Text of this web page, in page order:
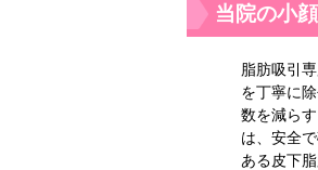
当院の小
脂肪吸引
を丁寧に
数を減ら
は、安全
ある皮下